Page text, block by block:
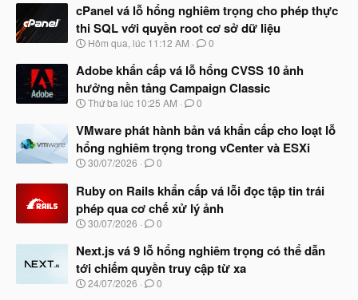
cPanel vá lỗ hổng nghiêm trọng cho phép thực
thi SQL với quyền root cơ sở dữ liệu
N
à
b
ắ
đ
ầ
u
Hôm qua, lúc 11:12 AM 0
Adobe khẩn cấp vá lỗ hổng CVSS 10 ảnh
hưởng nền tảng Campaign Classic
N
à
y
b
ắ
đ
ầ
u
Thứ ba lúc 10:25 AM 0
VMware phát hành bản vá khẩn cấp cho loạt lỗ
hổng nghiêm trọng trong vCenter và ESXi
N
à
y
b
ắ
đ
ầ
u
30/07/2026 0
Ruby on Rails khẩn cấp vá lỗi đọc tập tin trái
phép qua cơ chế xử lý ảnh
N
à
b
ắ
30/07/2026 0
Next.js vá 9 lỗ hổng nghiêm trọng có thể dẫn
tới chiếm quyền truy cập từ xa
N
24/07/2026 0